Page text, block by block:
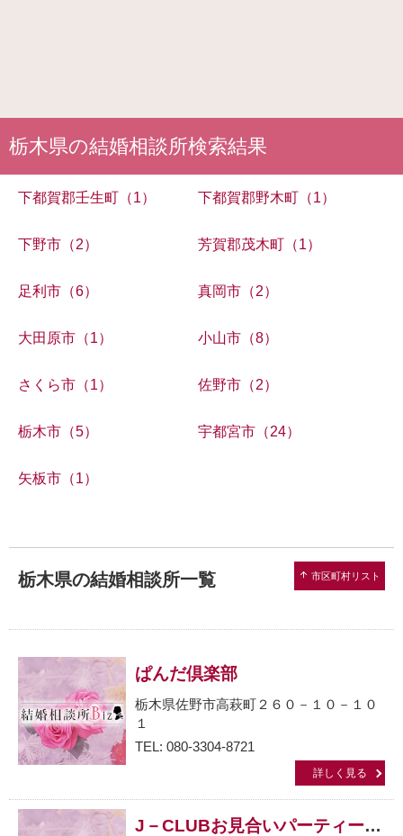
栃木県の結婚相談所検索結果
下都賀郡壬生町（1） 下都賀郡野木町（1）
下野市（2） 芳賀郡茂木町（1）
足利市（6） 真岡市（2）
大田原市（1） 小山市（8）
さくら市（1） 佐野市（2）
栃木市（5） 宇都宮市（24）
矢板市（1）
栃木県の結婚相談所一覧 arrow_upward 市区町村リスト
ぱんだ倶楽部
栃木県佐野市高萩町２６０－１０－１０
１
TEL: 080-3304-8721
詳しく見る
J－CLUBお見合いパーティーTOKO-TOKO大田原会場